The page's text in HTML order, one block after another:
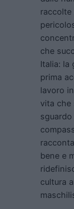
raccolte
che
Italia: la
prima
lavoro
vita che
bene e
cultura